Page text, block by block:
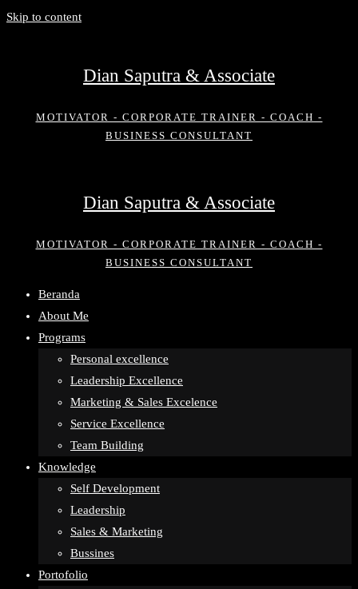
Skip to content
Dian Saputra & Associate
MOTIVATOR - CORPORATE TRAINER - COACH -
BUSINESS CONSULTANT
Dian Saputra & Associate
MOTIVATOR - CORPORATE TRAINER - COACH -
BUSINESS CONSULTANT
Beranda
About Me
Programs
Personal excellence
Leadership Excellence
Marketing & Sales Excelence
Service Excellence
Team Building
Knowledge
Self Development
Leadership
Sales & Marketing
Bussines
Portofolio